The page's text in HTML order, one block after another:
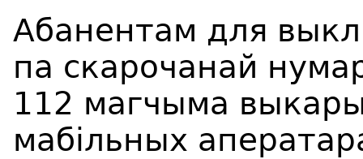
Абанентам для
па скарочанай
112 магчыма
мабільных